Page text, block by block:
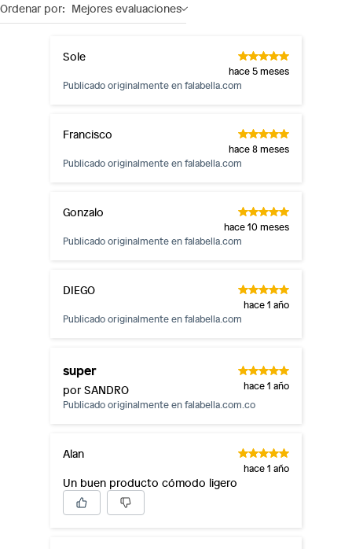
Ordenar por: Mejores evaluaciones
Sole
hace 5 meses
Publicado originalmente enfalabella.com
Francisco
hace 8 meses
Publicado originalmente enfalabella.com
Gonzalo
hace 10 meses
Publicado originalmente enfalabella.com
DIEGO
hace 1 año
Publicado originalmente enfalabella.com
super
por SANDRO
hace 1 año
Publicado originalmente enfalabella.com.co
Alan
hace 1 año
Un buen producto cómodo ligero